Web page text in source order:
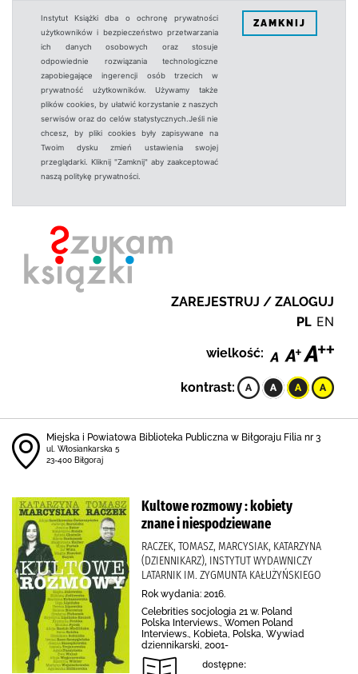
Instytut Książki dba o ochronę prywatności
użytkowników i bezpieczeństwo przetwarzania
ich danych osobowych oraz stosuje
odpowiednie rozwiązania technologiczne
zapobiegające ingerencji osób trzecich w
prywatność użytkowników. Używamy także
plików cookies, by ułatwić korzystanie z naszych
serwisów oraz do celów statystycznych.Jeśli nie
chcesz, by pliki cookies były zapisywane na
Twoim dysku zmień ustawienia swojej
przeglądarki. Kliknij "Zamknij" aby zaakceptować
naszą politykę prywatności.
ZAMKNIJ
ZAREJESTRUJ / ZALOGUJ
PL EN
wielkość:
kontrast:
Miejska i Powiatowa Biblioteka Publiczna w Biłgoraju Filia nr 3
ul. Włosiankarska 5
23-400 Biłgoraj
Kultowe rozmowy : kobiety
znane i niespodziewane
RACZEK, TOMASZ, MARCYSIAK, KATARZYNA
(DZIENNIKARZ), INSTYTUT WYDAWNICZY
LATARNIK IM. ZYGMUNTA KAŁUŻYŃSKIEGO
Rok wydania: 2016.
Celebrities socjologia 21 w. Poland
Polska Interviews., Women Poland
Interviews., Kobieta, Polska, Wywiad
dziennikarski, 2001-
dostępne: